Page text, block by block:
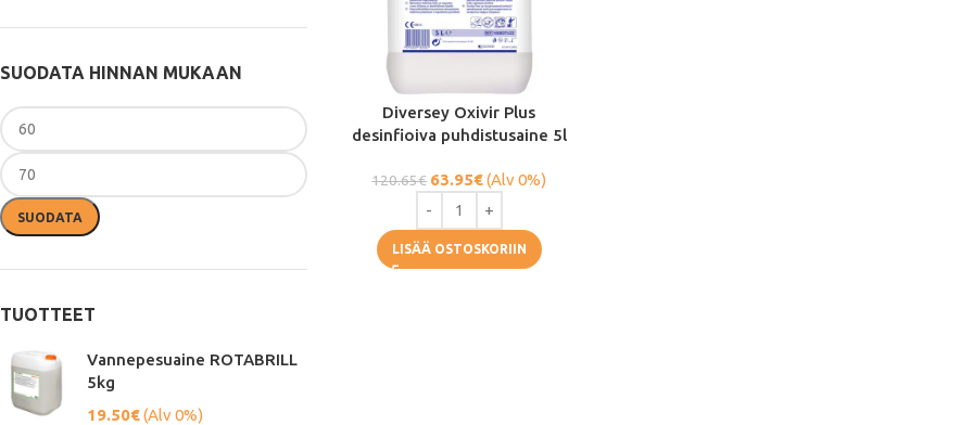
SUODATA HINNAN MUKAAN
SUODATA
TUOTTEET
Vannepesuaine ROTABRILL
5kg
19.50€(Alv 0%)
Diversey Oxivir Plus
desinfioiva puhdistusaine 5l
120.65€ 63.95€(Alv 0%)
LISÄÄ OSTOSKORIIN